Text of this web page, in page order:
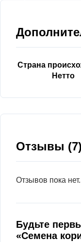
Страна
Нетто
Отзывы (7)
Отзывов пока нет.
Будьте
«Семена